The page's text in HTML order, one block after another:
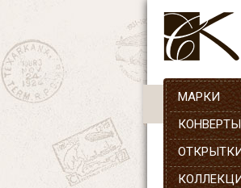
МАРКИ
КОНВЕРТЫ